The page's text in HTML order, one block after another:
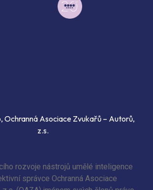
Asociace Zvukařů – Autorů,
z.s.
rozvoje nástrojů umělé inteligence
správce Ochranná Asociace